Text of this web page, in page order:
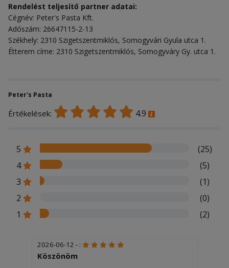
Rendelést teljesítő partner adatai:
Cégnév: Peter's Pasta Kft.
Adószám: 26647115-2-13
Székhely: 2310 Szigetszentmiklós, Somogyvári Gyula utca 1.
Étterem címe: 2310 Szigetszentmiklós, Somogyváry Gy. utca 1.
Peter's Pasta
Értékelések: 4.9
5
(25)
4
(5)
3
(1)
2
(0)
1
(2)
2026-06-12 - :
Köszönöm